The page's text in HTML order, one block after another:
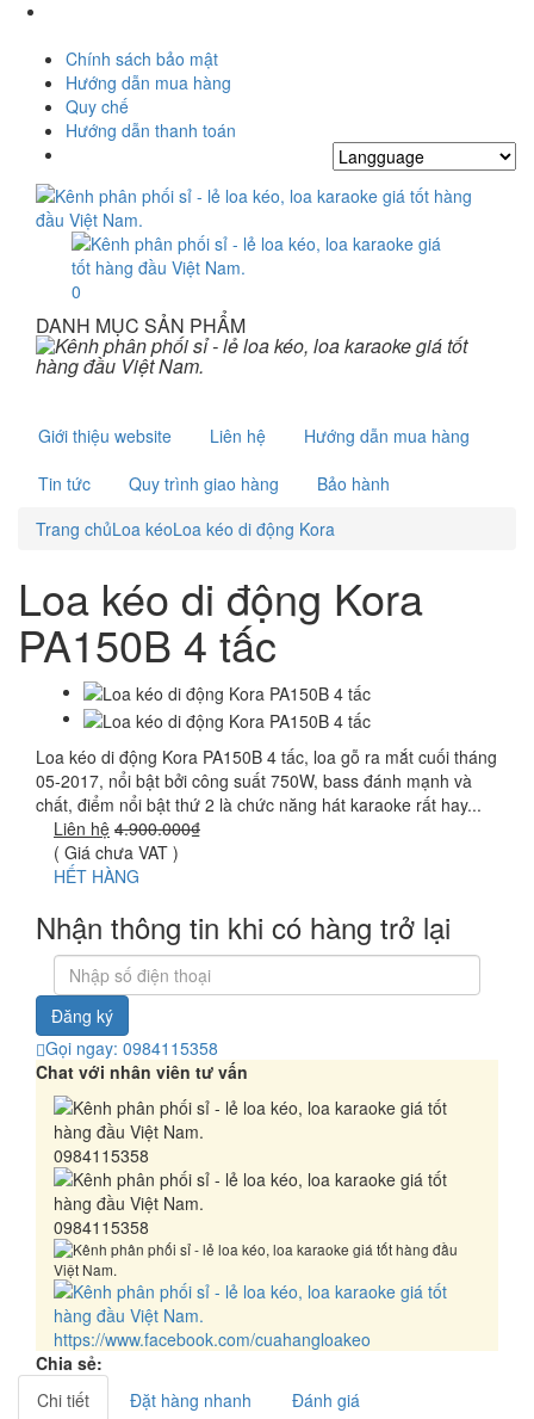
Chính sách bảo mật
Hướng dẫn mua hàng
Quy chế
Hướng dẫn thanh toán
0
DANH MỤC SẢN PHẨM
Giới thiệu website Liên hệ
Hướng dẫn mua hàng
Tin tức
Quy trình giao hàng
Bảo hành
Trang chủLoa kéoLoa kéo di động Kora
Loa kéo di động Kora
PA150B 4 tấc
Loa kéo di động Kora PA150B 4 tấc, loa gỗ ra mắt cuối tháng
05-2017, nổi bật bởi công suất 750W, bass đánh mạnh và
chất, điểm nổi bật thứ 2 là chức năng hát karaoke rất hay...
Liên hệ 4.900.000₫
( Giá chưa VAT )
HẾT HÀNG
Nhận thông tin khi có hàng trở lại
Đăng ký
Gọi ngay: 0984115358
Chat với nhân viên tư vấn
0984115358
0984115358
https://www.facebook.com/cuahangloakeo
Chia sẻ:
Chi tiết
Đặt hàng nhanh Đánh giá